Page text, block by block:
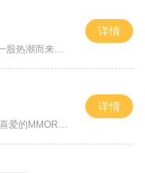
传奇世界手游sf发布网新服伴随着一股热潮而来，无数玩家倾情投入其中。作为一款经典的网络游戏IP，《传奇世界》带给玩家们的不仅仅是怀旧的情怀，更是沉浸于游戏世界中的畅快体
详情
《传奇世界超变》是一款备受玩家喜爱的MMORPG游戏，以其精美的画面、刺激的战斗以及丰富多样的玩法而闻名于世。今天，我们将为大家介绍这款游戏的具体玩法，让你更好地了解并爱
详情